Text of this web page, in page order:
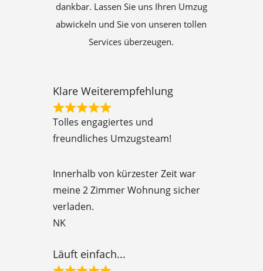
dankbar. Lassen Sie uns Ihren Umzug
abwickeln und Sie von unseren tollen
Services überzeugen.
Klare Weiterempfehlung
R
a
d
5
o
o
Tolles engagiertes und
freundliches Umzugsteam!
Innerhalb von kürzester Zeit war
meine 2 Zimmer Wohnung sicher
verladen.
NK
Läuft einfach...